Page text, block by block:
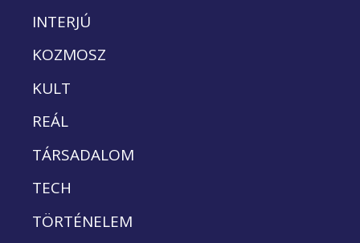
INTERJÚ
KOZMOSZ
KULT
REÁL
TÁRSADALOM
TECH
TÖRTÉNELEM